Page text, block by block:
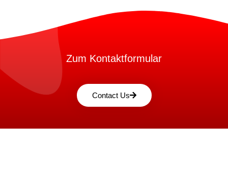
Zum Kontaktformular
Contact Us